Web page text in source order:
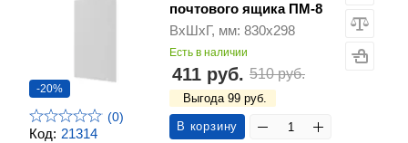
Код: 21314
-20%
(0)
почтового ящика ПМ-8
ВхШхГ, мм: 830х298
Есть в наличии
411 руб. 510 руб.
Выгода 99 руб.
В корзину